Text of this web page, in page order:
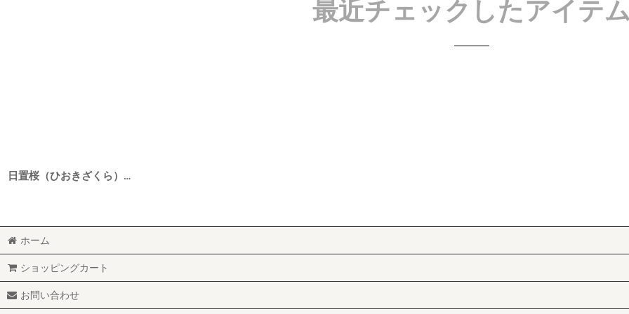
最近チェックしたアイテ
日置桜（ひおきざくら） 純米大吟醸 強力 7号酵母 数馬米 1BY 1800ml
ホーム
ショッピングカート
お問い合わせ